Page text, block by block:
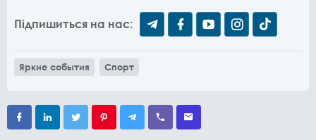
Підпишиться на нас:
Яркие события Спорт